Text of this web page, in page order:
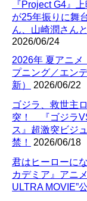
『Project G4』
が25年振りに舞
ん、山崎潤さん
2026/06/24
2026年 夏アニ
プニング／エン
新）
2026/06/22
ゴジラ、救世主
突！ 『ゴジラ
ス』超激突ビジ
禁！
2026/06/18
君はヒーローに
カデミア』アニ
ULTRA MOVIE”